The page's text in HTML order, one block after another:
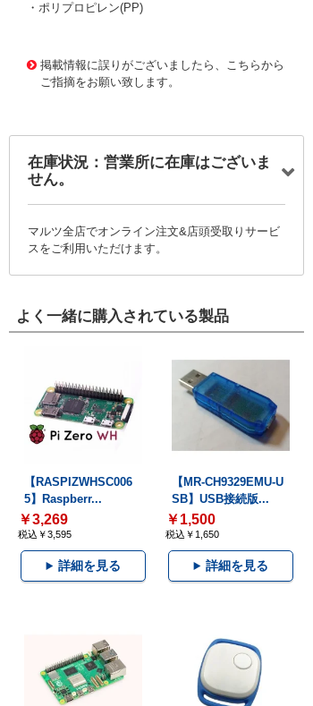
・ポリプロピレン(PP)
掲載情報に誤りがございましたら、こちらから
ご指摘をお願い致します。
在庫状況：営業所に在庫はございま
せん。
マルツ全店でオンライン注文&店頭受取りサービ
スをご利用いただけます。
よく一緒に購入されている製品
【RASPIZWHSC006
5】Raspberr...
￥3,269
税込￥3,595
詳細を見る
【MR-CH9329EMU-U
SB】USB接続版...
￥1,500
税込￥1,650
詳細を見る